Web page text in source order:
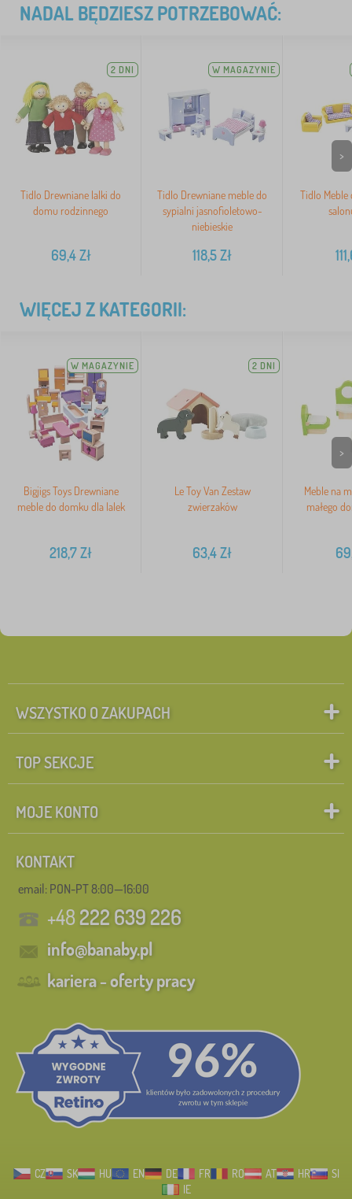
NADAL BĘDZIESZ POTRZEBOWAĆ:
2 DNI
Tidlo Drewniane lalki do
domu rodzinnego
69,4Zł
W MAGAZYNIE
Tidlo Drewniane meble do
sypialni jasnofioletowo-
niebieskie
118,5Zł
Tidlo Meble
>
WIĘCEJ Z KATEGORII:
W MAGAZYNIE
Bigjigs Toys Drewniane
meble do domku dla lalek
218,7Zł
2 DNI
Le Toy Van Zestaw
zwierzaków
63,4Zł
Meble na
małego
>
WSZYSTKO O ZAKUPACH
TOP SEKCJE
MOJE KONTO
KONTAKT
email: PON-PT 8:00—16:00
+48222 639 226
info@banaby.pl
kariera - oferty pracy
CZ SK HU EN DE FR RO AT HR
SI
IE